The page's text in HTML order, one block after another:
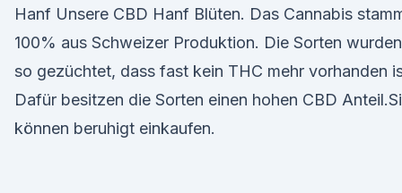
Hanf Unsere CBD Hanf Blüten. Das Cannabis
100% aus Schweizer Produktion. Die Sorten wurden
so gezüchtet, dass fast kein THC mehr vorhanden
Dafür besitzen die Sorten einen hohen CBD
können beruhigt einkaufen.